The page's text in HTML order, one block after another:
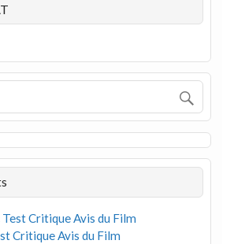
Critique Avis du Film
Critique Avis du Film